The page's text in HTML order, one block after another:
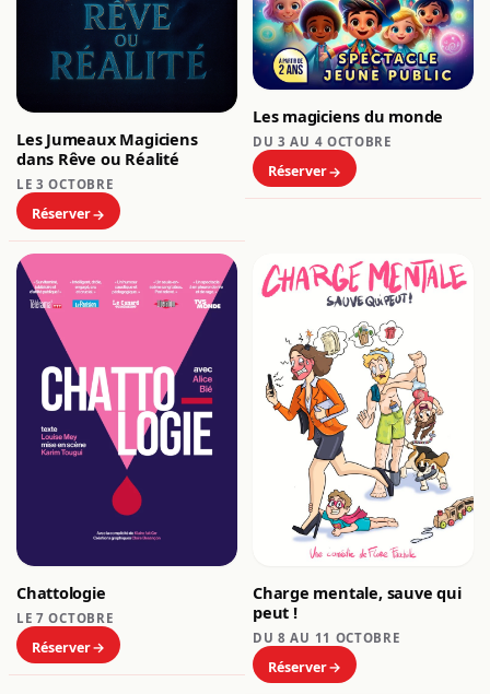
Les Jumeaux Magiciens
dans Rêve ou Réalité
LE 3 OCTOBRE
Réserver
Les magiciens du monde
DU 3 AU 4 OCTOBRE
Réserver
Chattologie
LE 7 OCTOBRE
Réserver
Charge mentale, sauve qui
peut !
DU 8 AU 11 OCTOBRE
Réserver